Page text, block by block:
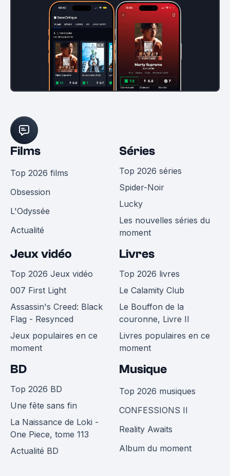
Films
Top 2026 films
Obsession
L'Odyssée
Actualité
Séries
Top 2026 séries
Spider-Noir
Lucky
Les nouvelles séries du
moment
Jeux vidéo
Top 2026 Jeux vidéo
007 First Light
Assassin's Creed: Black
Flag - Resynced
Jeux populaires en ce
moment
Livres
Top 2026 livres
Le Calamity Club
Le Bouffon de la
couronne, Livre II
Livres populaires en ce
moment
BD
Top 2026 BD
Une fête sans fin
La Naissance de Loki -
One Piece, tome 113
Actualité BD
Musique
Top 2026 musiques
CONFESSIONS II
Reality Awaits
Album du moment